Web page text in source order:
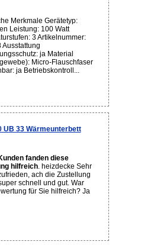
Merkmale Gerätetyp:
Leistung: 100 Watt
3 Artikelnummer:
Ausstattung
ja Material
Micro-Flauschfaser
ja Betriebskontroll...
UB 33 Wärmeunterbett
fanden diese
hilfreich. heizdecke Sehr
ach die Zustellung
schnell und gut. War
für Sie hilfreich? Ja